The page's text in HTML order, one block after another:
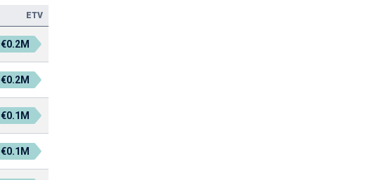
ETV
€0.2M
€0.2M
€0.1M
€0.1M